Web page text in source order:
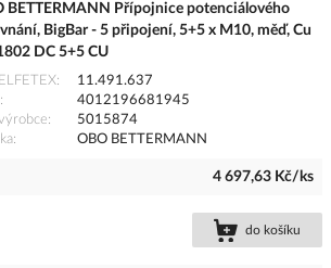
BETTERMANN Přípojnice potenciálového
BigBar - 5 připojení, 5+5 x M10, měď, Cu
DC 5+5 CU
11.491.637
4012196681945
5015874
OBO BETTERMANN
4 697,63 Kč/ks
do košíku